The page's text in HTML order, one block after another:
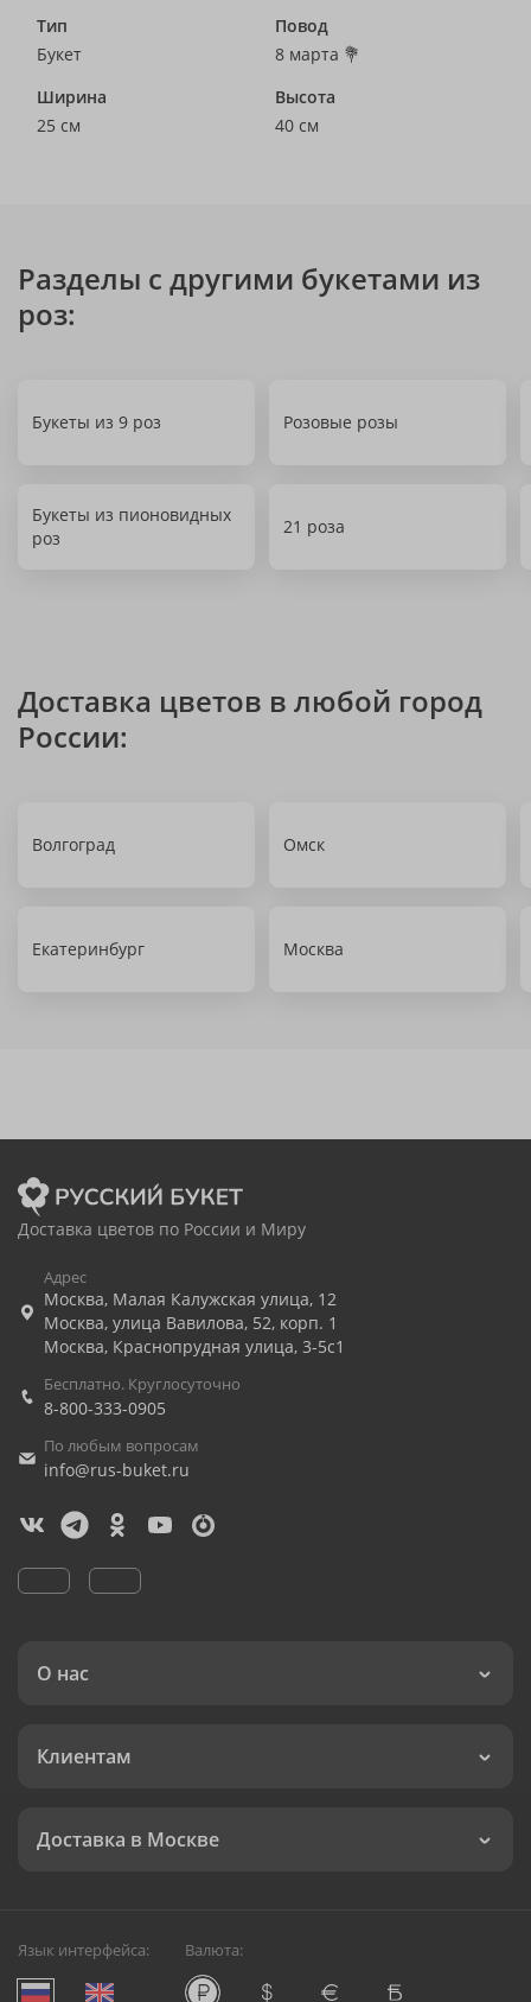
Тип
Букет
Повод
8 марта 💐
Ширина
25 см
Высота
40 см
Разделы с другими букетами из
роз:
Букеты из 9 роз Розовые розы
Букеты из пионовидных
роз
21 роза
Доставка цветов в любой город
России:
Волгоград Омск
Екатеринбург Москва
Доставка цветов по России и Миру
Адрес
Москва, Малая Калужская улица, 12
Москва, улица Вавилова, 52, корп. 1
Москва, Краснопрудная улица, 3-5с1
Бесплатно. Круглосуточно
8-800-333-0905
По любым вопросам
info@rus-buket.ru
О нас
Клиентам
Доставка в Москве
Язык интерфейса: Валюта: